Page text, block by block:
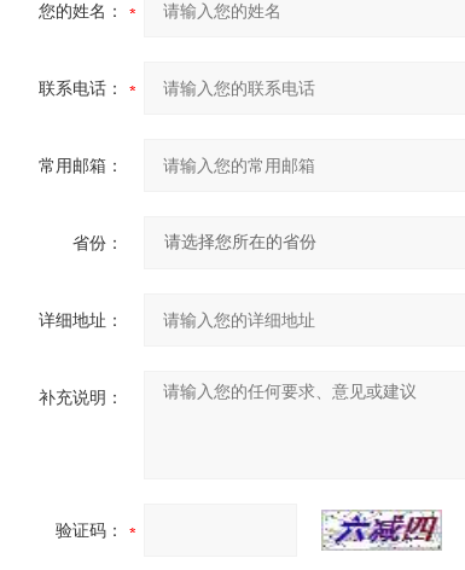
您的姓名：
联系电话：
常用邮箱：
省份：
详细地址：
补充说明：
验证码：